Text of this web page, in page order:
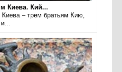
Киева. Кий...
– трем братьям Кию,